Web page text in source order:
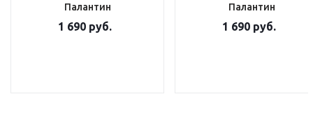
Палантин
1 690 руб.
Палантин
1 690 руб.